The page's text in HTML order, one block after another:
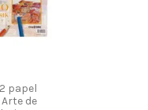
papel
de